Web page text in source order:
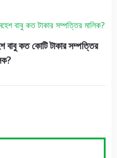
বাবু কত কোটি টাকার সম্পত্তির